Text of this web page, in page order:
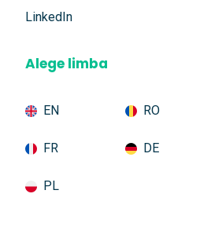
LinkedIn
Alege limba
EN RO
FR DE
PL